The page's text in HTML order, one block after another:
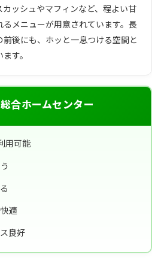
ッシュやマフィンなど、程よい甘
メニューが用意されています。長
後にも、ホッと一息つける空間と
す。
合ホームセンター
用可能
適
良好